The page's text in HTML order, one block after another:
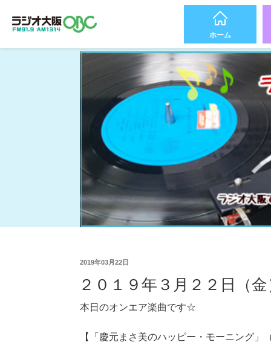
ホーム
2019年03月22日
２０１９年３月２２日（
本日のオンエア楽曲です☆
【「慶元まさ美のハッピー・モーニング」